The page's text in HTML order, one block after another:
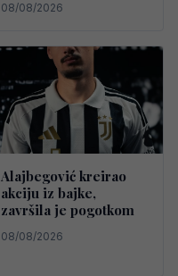
08/08/2026
Alajbegović kreirao
akciju iz bajke,
završila je pogotkom
08/08/2026